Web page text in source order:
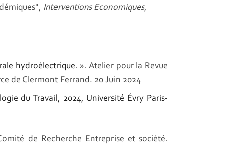
Interventions Economiques,
hydroélectrique. ». Atelier pour la Revue
de Clermont Ferrand. 20 Juin 2024
du Travail, 2024, Université Évry Paris-
de Recherche Entreprise et société.